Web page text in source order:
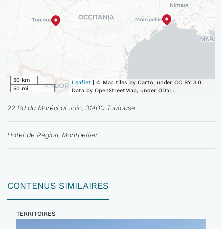
50 km
50 mi
Leaflet | © Map tiles by Carto, under CC BY 3.0.
Data by OpenStreetMap, under ODbL.
22 Bd du Maréchal Juin, 31400 Toulouse
Hotel de Région, Montpellier
CONTENUS SIMILAIRES
TERRITOIRES